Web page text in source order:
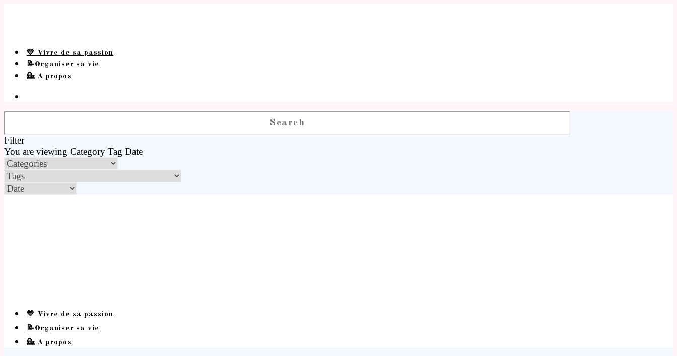
💛 Vivre de sa passion
📝Organiser sa vie
💁 A propos
Filter
You are viewing Category Tag Date
💛 Vivre de sa passion
📝Organiser sa vie
💁 A propos